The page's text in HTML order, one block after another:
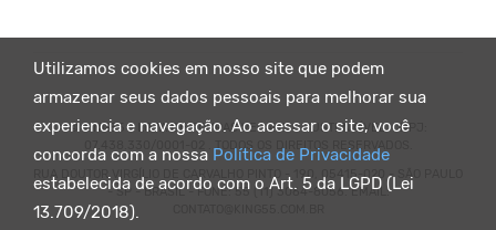
Utilizamos cookies em nosso site que podem
armazenar seus dados pessoais para melhorar sua
experiencia e navegação. Ao acessar o site, você
concorda com a nossa Política de Privacidade
estabelecida de acordo com o Art. 5 da LGPD (Lei
13.709/2018).
© KING55 - LOJA DE ROUPAS VEGANO E SUSTENTÁVEL. CNPJ:
07.438.330/0001-02 . TODOS OS DIREITOS RESERVADOS.
RUA DOUTOR VIRGÍLIO DE CARVALHO PINTO - 190, 05415-020 - SÃO PAULO
- SP - BRASIL - FONE: 55 (11) 3064-8056. EMAIL: